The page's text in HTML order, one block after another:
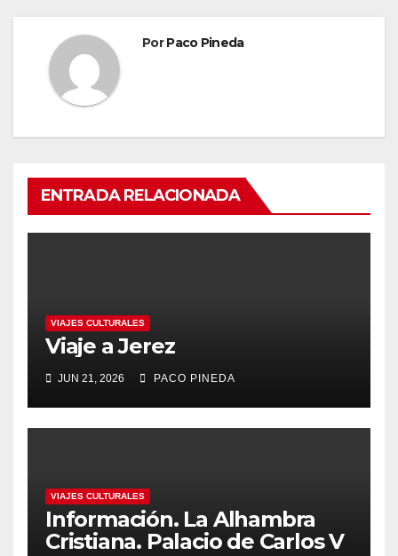
PorPaco Pineda
ENTRADA RELACIONADA
VIAJES CULTURALES
Viaje a Jerez
JUN 21, 2026 PACO PINEDA
VIAJES CULTURALES
Información. La Alhambra
Cristiana. Palacio de Carlos V